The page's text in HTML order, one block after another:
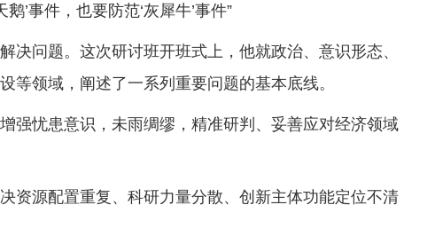
’事件，也要防范‘灰犀牛’事件”
决问题。这次研讨班开班式上，他就政治、意识形态、
等领域，阐述了一系列重要问题的基本底线。
强忧患意识，未雨绸缪，精准研判、妥善应对经济领域
资源配置重复、科研力量分散、创新主体功能定位不清